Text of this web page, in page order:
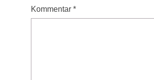
Kommentar *